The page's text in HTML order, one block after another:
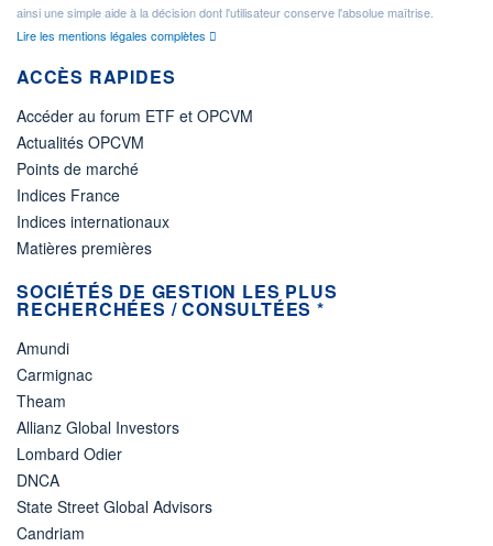
ainsi une simple aide à la décision dont l'utilisateur conserve l'absolue maîtrise.
Lire les mentions légales complètes
ACCÈS RAPIDES
Accéder au forum ETF et OPCVM
Actualités OPCVM
Points de marché
Indices France
Indices internationaux
Matières premières
SOCIÉTÉS DE GESTION LES PLUS
RECHERCHÉES / CONSULTÉES *
Amundi
Carmignac
Theam
Allianz Global Investors
Lombard Odier
DNCA
State Street Global Advisors
Candriam